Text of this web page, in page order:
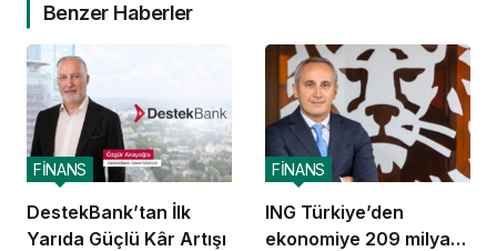
Benzer Haberler
DestekBank’tan İlk
Yarıda Güçlü Kâr Artışı
FİNANS
ING Türkiye’den
ekonomiye 209 milyar
FİNANS